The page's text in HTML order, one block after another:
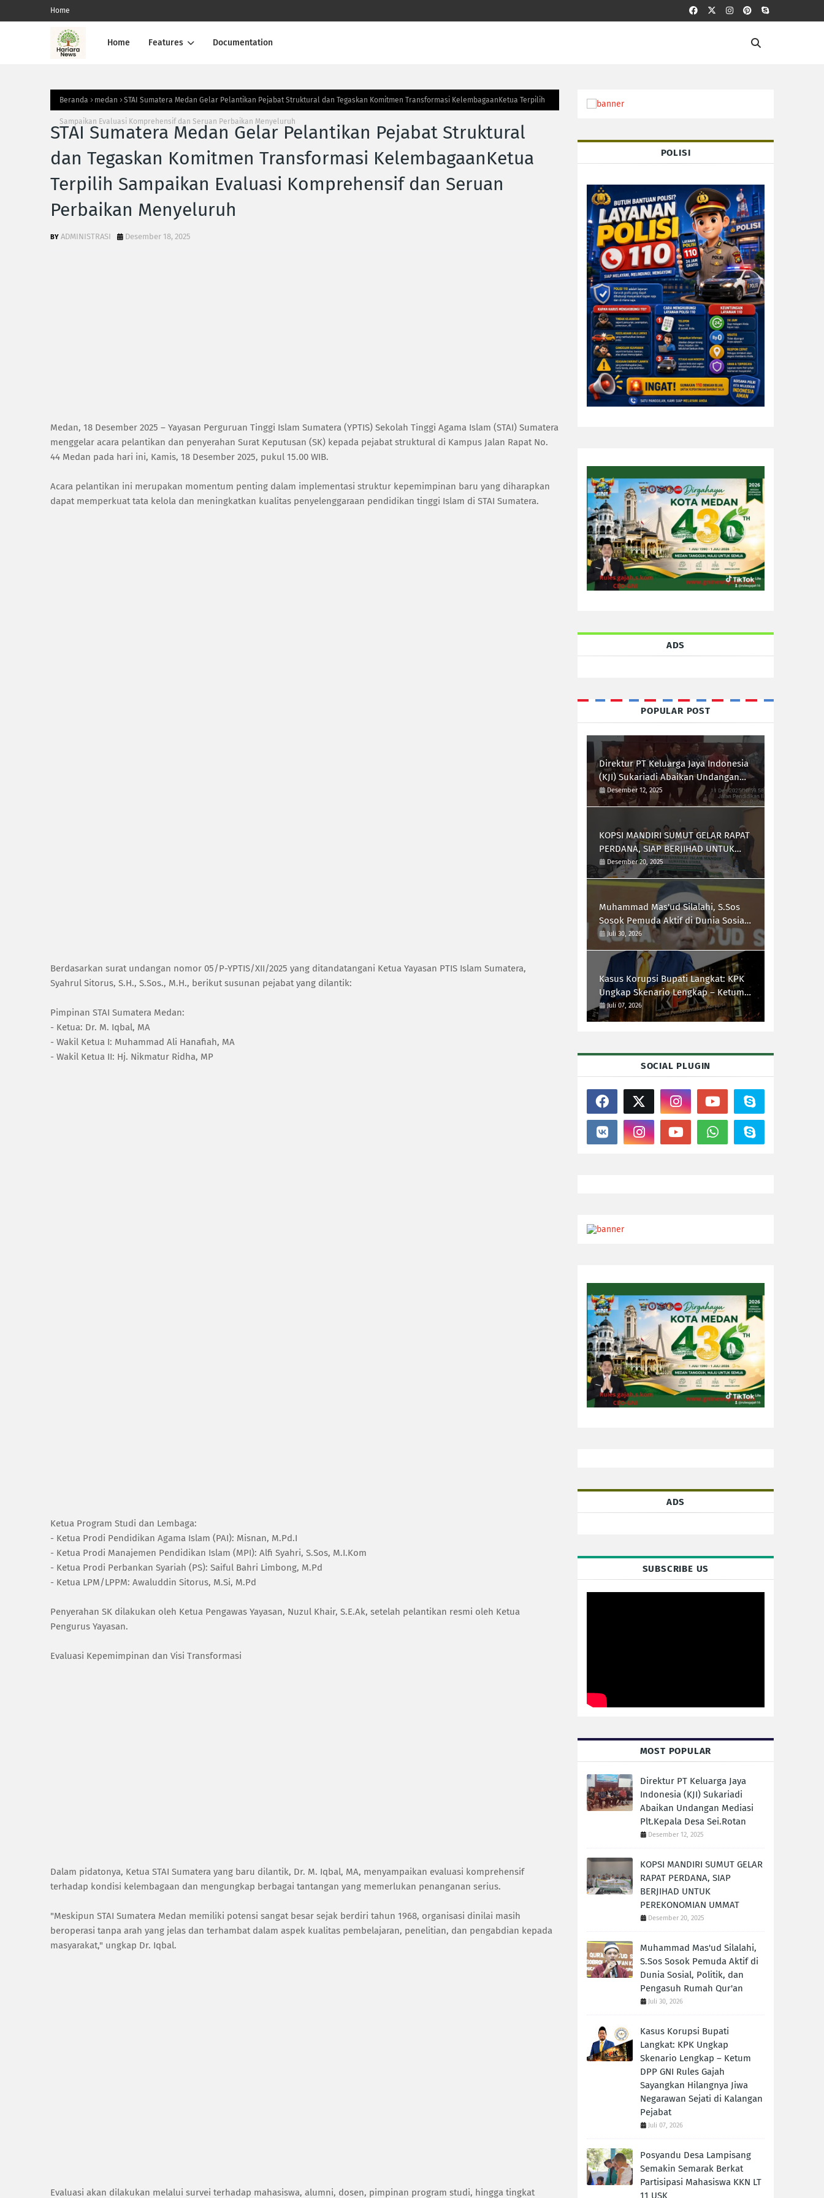
Home
Home Features Documentation
Beranda medan ‎STAI Sumatera Medan Gelar Pelantikan Pejabat Struktural dan Tegaskan Komitmen Transformasi Kelembagaan‎‎Ketua Terpilih
Sampaikan Evaluasi Komprehensif dan Seruan Perbaikan Menyeluruh‎
‎STAI Sumatera Medan Gelar Pelantikan Pejabat Struktural
dan Tegaskan Komitmen Transformasi Kelembagaan‎‎Ketua
Terpilih Sampaikan Evaluasi Komprehensif dan Seruan
Perbaikan Menyeluruh‎
ADMINISTRASI Desember 18, 2025
‎Medan, 18 Desember 2025 – Yayasan Perguruan Tinggi Islam Sumatera (YPTIS) Sekolah Tinggi Agama Islam (STAI) Sumatera
menggelar acara pelantikan dan penyerahan Surat Keputusan (SK) kepada pejabat struktural di Kampus Jalan Rapat No.
44 Medan pada hari ini, Kamis, 18 Desember 2025, pukul 15.00 WIB.
‎Acara pelantikan ini merupakan momentum penting dalam implementasi struktur kepemimpinan baru yang diharapkan
dapat memperkuat tata kelola dan meningkatkan kualitas penyelenggaraan pendidikan tinggi Islam di STAI Sumatera.
‎Berdasarkan surat undangan nomor 05/P-YPTIS/XII/2025 yang ditandatangani Ketua Yayasan PTIS Islam Sumatera,
Syahrul Sitorus, S.H., S.Sos., M.H., berikut susunan pejabat yang dilantik:
‎Pimpinan STAI Sumatera Medan:
‎- Ketua: Dr. M. Iqbal, MA
‎- Wakil Ketua I: Muhammad Ali Hanafiah, MA
‎- Wakil Ketua II: Hj. Nikmatur Ridha, MP
‎Ketua Program Studi dan Lembaga:
‎- Ketua Prodi Pendidikan Agama Islam (PAI): Misnan, M.Pd.I
‎- Ketua Prodi Manajemen Pendidikan Islam (MPI): Alfi Syahri, S.Sos, M.I.Kom
‎- Ketua Prodi Perbankan Syariah (PS): Saiful Bahri Limbong, M.Pd
‎- Ketua LPM/LPPM: Awaluddin Sitorus, M.Si, M.Pd
‎Penyerahan SK dilakukan oleh Ketua Pengawas Yayasan, Nuzul Khair, S.E.Ak, setelah pelantikan resmi oleh Ketua
Pengurus Yayasan.
‎Evaluasi Kepemimpinan dan Visi Transformasi
‎Dalam pidatonya, Ketua STAI Sumatera yang baru dilantik, Dr. M. Iqbal, MA, menyampaikan evaluasi komprehensif
terhadap kondisi kelembagaan dan mengungkap berbagai tantangan yang memerlukan penanganan serius.
‎"Meskipun STAI Sumatera Medan memiliki potensi sangat besar sejak berdiri tahun 1968, organisasi dinilai masih
beroperasi tanpa arah yang jelas dan terhambat dalam aspek kualitas pembelajaran, penelitian, dan pengabdian kepada
masyarakat," ungkap Dr. Iqbal.
‎Evaluasi akan dilakukan melalui survei terhadap mahasiswa, alumni, dosen, pimpinan program studi, hingga tingkat
POLISI
ADS
POPULAR POST
Direktur PT Keluarga Jaya Indonesia
(KJI) Sukariadi Abaikan Undangan
Mediasi Plt.Kepala Desa Sei.Rotan
Desember 12, 2025
KOPSI MANDIRI SUMUT GELAR RAPAT
PERDANA, SIAP BERJIHAD UNTUK
PEREKONOMIAN UMMAT
Desember 20, 2025
Muhammad Mas'ud Silalahi, S.Sos
Sosok Pemuda Aktif di Dunia Sosial,
Politik, dan Pengasuh Rumah Qur'an
Juli 30, 2026
Kasus Korupsi Bupati Langkat: KPK
Ungkap Skenario Lengkap – Ketum
DPP GNI Rules Gajah Sayangkan
Hilangnya Jiwa Negarawan Sejati di
Juli 07, 2026
SOCIAL PLUGIN
ADS
SUBSCRIBE US
MOST POPULAR
Direktur PT Keluarga Jaya
Indonesia (KJI) Sukariadi
Abaikan Undangan Mediasi
Plt.Kepala Desa Sei.Rotan
Desember 12, 2025
KOPSI MANDIRI SUMUT GELAR
RAPAT PERDANA, SIAP
BERJIHAD UNTUK
PEREKONOMIAN UMMAT
Desember 20, 2025
Muhammad Mas'ud Silalahi,
S.Sos Sosok Pemuda Aktif di
Dunia Sosial, Politik, dan
Pengasuh Rumah Qur'an
Juli 30, 2026
Kasus Korupsi Bupati
Langkat: KPK Ungkap
Skenario Lengkap – Ketum
DPP GNI Rules Gajah
Sayangkan Hilangnya Jiwa
Negarawan Sejati di Kalangan
Pejabat
Juli 07, 2026
Posyandu Desa Lampisang
Semakin Semarak Berkat
Partisipasi Mahasiswa KKN LT
11 USK